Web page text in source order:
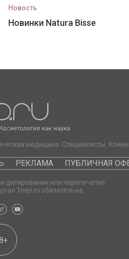
Новость
Новинки Natura Bisse
медицина. Специалисты.
РЕКЛАМА ПУБЛИЧНАЯ
цитировании или перепечатке
1nep.ru обязательна.